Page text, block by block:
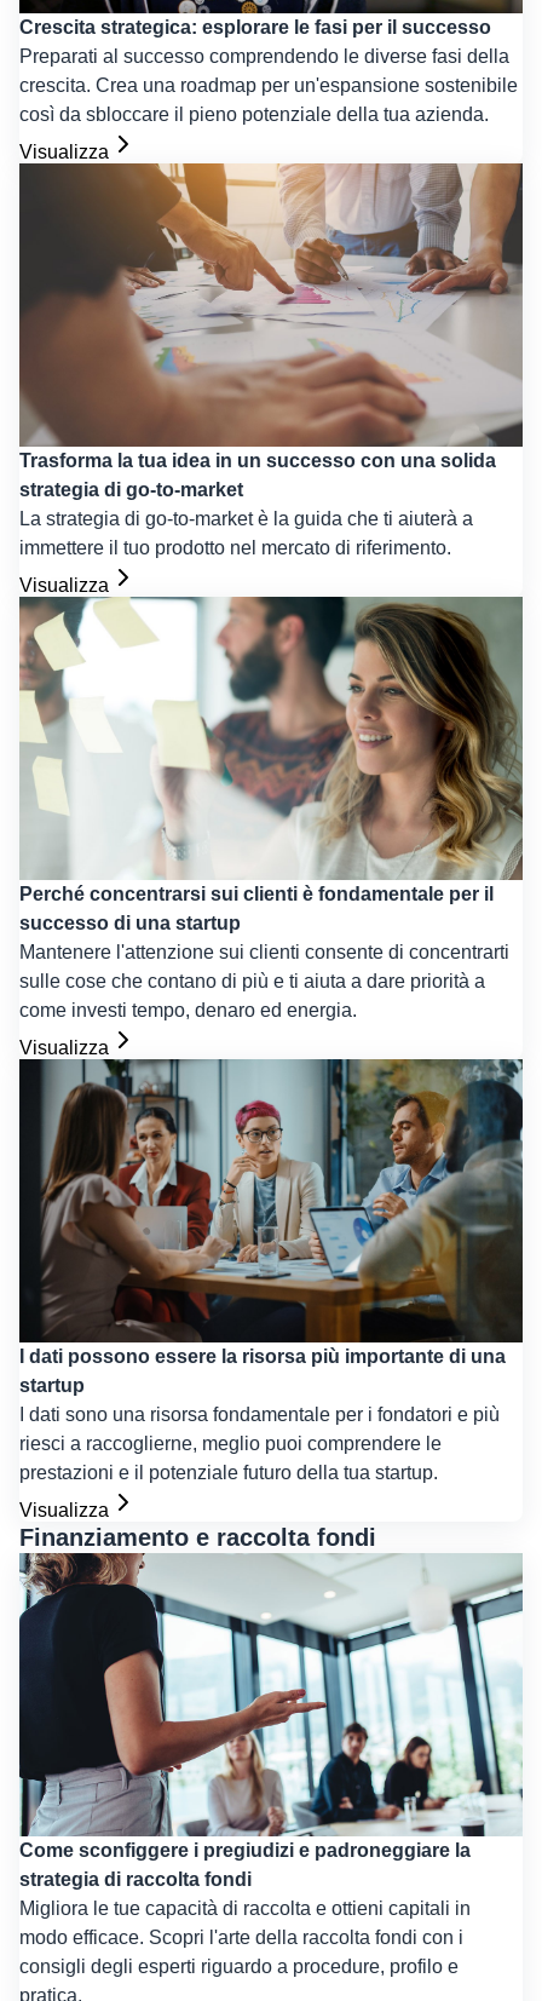
Crescita strategica: esplorare le fasi per il successo
Preparati al successo comprendendo le diverse fasi della
crescita. Crea una roadmap per un'espansione sostenibile
così da sbloccare il pieno potenziale della tua azienda.
Visualizza
Trasforma la tua idea in un successo con una solida
strategia di go-to-market
La strategia di go-to-market è la guida che ti aiuterà a
immettere il tuo prodotto nel mercato di riferimento.
Visualizza
Perché concentrarsi sui clienti è fondamentale per il
successo di una startup
Mantenere l'attenzione sui clienti consente di concentrarti
sulle cose che contano di più e ti aiuta a dare priorità a
come investi tempo, denaro ed energia.
Visualizza
I dati possono essere la risorsa più importante di una
startup
I dati sono una risorsa fondamentale per i fondatori e più
riesci a raccoglierne, meglio puoi comprendere le
prestazioni e il potenziale futuro della tua startup.
Visualizza
Finanziamento e raccolta fondi
Come sconfiggere i pregiudizi e padroneggiare la
strategia di raccolta fondi
Migliora le tue capacità di raccolta e ottieni capitali in
modo efficace. Scopri l'arte della raccolta fondi con i
consigli degli esperti riguardo a procedure, profilo e
pratica.